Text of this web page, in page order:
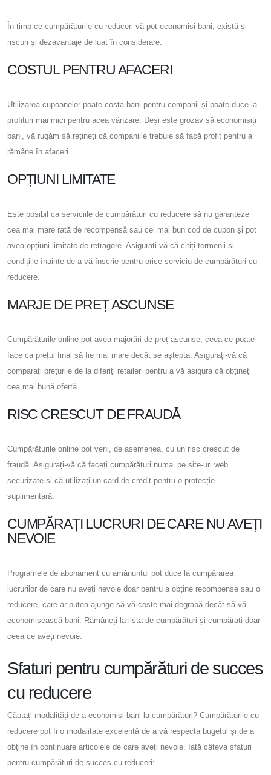
În timp ce cumpărăturile cu reduceri vă pot economisi bani, există și
riscuri și dezavantaje de luat în considerare.
COSTUL PENTRU AFACERI
Utilizarea cupoanelor poate costa bani pentru companii și poate duce la
profituri mai mici pentru acea vânzare. Deși este grozav să economisiți
bani, vă rugăm să rețineți că companiile trebuie să facă profit pentru a
rămâne în afaceri.
OPȚIUNI LIMITATE
Este posibil ca serviciile de cumpărături cu reducere să nu garanteze
cea mai mare rată de recompensă sau cel mai bun cod de cupon și pot
avea opțiuni limitate de retragere. Asigurați-vă că citiți termenii și
condițiile înainte de a vă înscrie pentru orice serviciu de cumpărături cu
reducere.
MARJE DE PREȚ ASCUNSE
Cumpărăturile online pot avea majorări de preț ascunse, ceea ce poate
face ca prețul final să fie mai mare decât se aștepta. Asigurați-vă că
comparați prețurile de la diferiți retaileri pentru a vă asigura că obțineți
cea mai bună ofertă.
RISC CRESCUT DE FRAUDĂ
Cumpărăturile online pot veni, de asemenea, cu un risc crescut de
fraudă. Asigurați-vă că faceți cumpărături numai pe site-uri web
securizate și că utilizați un card de credit pentru o protecție
suplimentară.
CUMPĂRAȚI LUCRURI DE CARE NU AVEȚI
NEVOIE
Programele de abonament cu amănuntul pot duce la cumpărarea
lucrurilor de care nu aveți nevoie doar pentru a obține recompense sau o
reducere, care ar putea ajunge să vă coste mai degrabă decât să vă
economisească bani. Rămâneți la lista de cumpărături și cumpărați doar
ceea ce aveți nevoie.
Sfaturi pentru cumpărături de succes
cu reducere
Căutați modalități de a economisi bani la cumpărături? Cumpărăturile cu
reducere pot fi o modalitate excelentă de a vă respecta bugetul și de a
obține în continuare articolele de care aveți nevoie. Iată câteva sfaturi
pentru cumpărături de succes cu reduceri: